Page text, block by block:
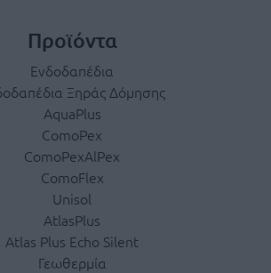
Προϊόντα
Ενδοδαπέδια
Ξηράς Δόμησης
AquaPlus
ComoPex
ComoPexAlPex
ComoFlex
Unisol
AtlasPlus
Atlas Plus Echo Silent
Γεωθερμία